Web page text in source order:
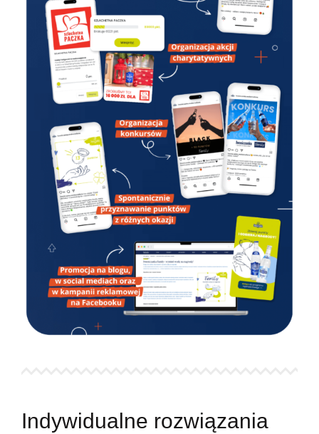
Indywidualne rozwiązania